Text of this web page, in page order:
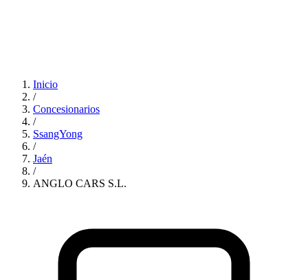
Inicio
/
Concesionarios
/
SsangYong
/
Jaén
/
ANGLO CARS S.L.